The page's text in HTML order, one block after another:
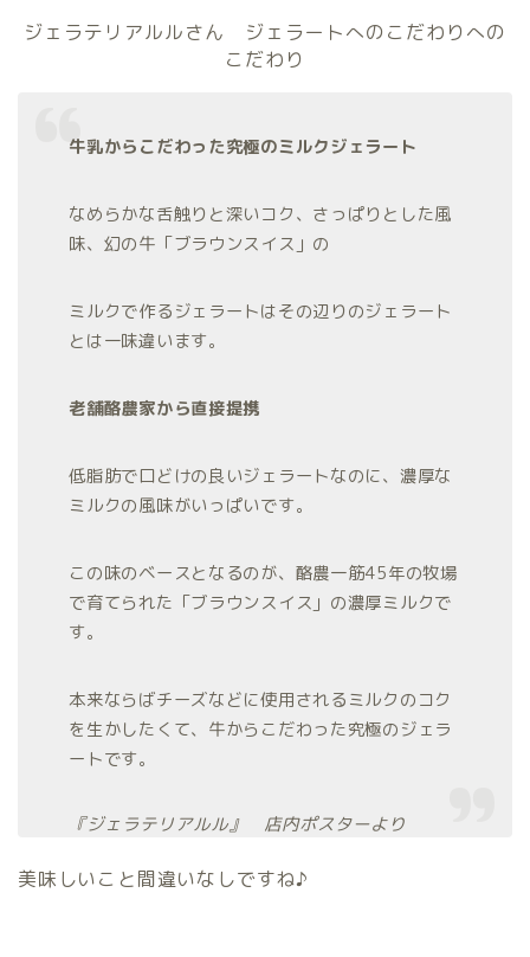
ジェラテリアルルさん ジェラートへのこだわりへの
こだわり
牛乳からこだわった究極のミルクジェラート
なめらかな舌触りと深いコク、さっぱりとした風
味、幻の牛「ブラウンスイス」の
ミルクで作るジェラートはその辺りのジェラート
とは一味違います。
老舗酪農家から直接提携
低脂肪で口どけの良いジェラートなのに、濃厚な
ミルクの風味がいっぱいです。
この味のベースとなるのが、酪農一筋45年の牧場
で育てられた「ブラウンスイス」の濃厚ミルクで
す。
本来ならばチーズなどに使用されるミルクのコク
を生かしたくて、牛からこだわった究極のジェラ
ートです。
『ジェラテリアルル』 店内ポスターより
美味しいこと間違いなしですね♪